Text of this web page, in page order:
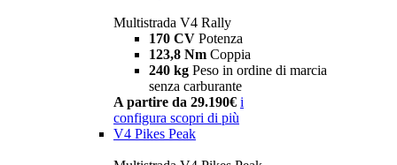
Multistrada V4 Rally
170 CV Potenza
123,8 Nm Coppia
240 kg Peso in ordine di marcia
senza carburante
A partire da 29.190€ i
configura scopri di più
V4 Pikes Peak